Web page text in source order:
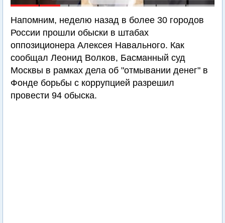
Напомним, неделю назад в более 30 городов
России прошли обыски в штабах
оппозиционера Алексея Навального. Как
сообщал Леонид Волков, Басманный суд
Москвы в рамках дела об "отмывании денег" в
Фонде борьбы с коррупцией разрешил
провести 94 обыска.